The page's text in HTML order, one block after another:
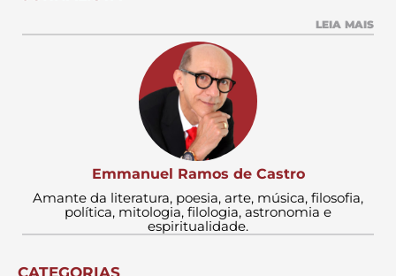
LEIA MAIS
Emmanuel Ramos de Castro
Amante da literatura, poesia, arte, música, filosofia,
política, mitologia, filologia, astronomia e
espiritualidade.
CATEGORIAS